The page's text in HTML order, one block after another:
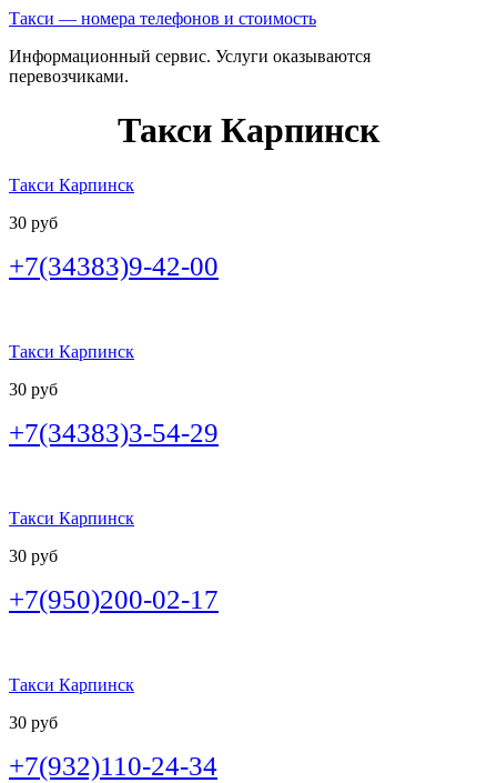
Такси — номера телефонов и стоимость
Информационный сервис. Услуги оказываются
перевозчиками.
Такси Карпинск
Такси Карпинск
30 руб
+7(34383)9-42-00
Такси Карпинск
30 руб
+7(34383)3-54-29
Такси Карпинск
30 руб
+7(950)200-02-17
Такси Карпинск
30 руб
+7(932)110-24-34